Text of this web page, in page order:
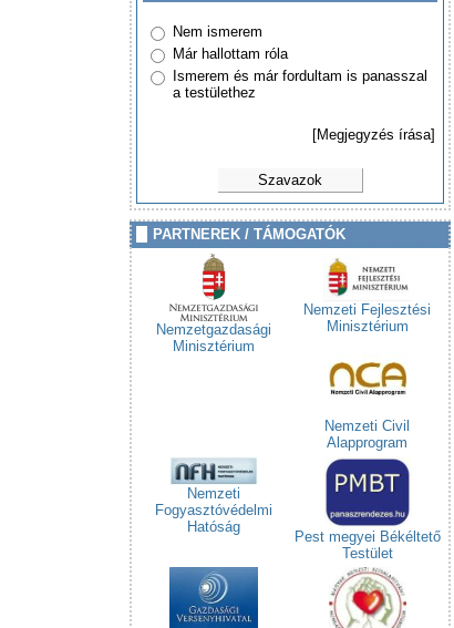
Nem ismerem
Már hallottam róla
Ismerem és már fordultam is panasszal
a testülethez
[Megjegyzés írása]
Szavazok
PARTNEREK / TÁMOGATÓK
Nemzetgazdasági
Minisztérium
Nemzeti Fejlesztési
Minisztérium
Nemzeti Civil
Alapprogram
Nemzeti
Fogyasztóvédelmi
Hatóság
Pest megyei Békéltető
Testület